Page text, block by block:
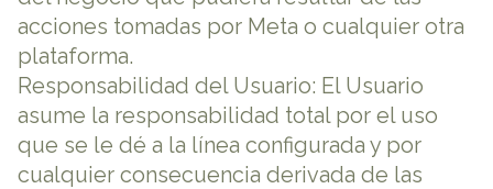
acciones tomadas por Meta o cualquier otra
plataforma.
Responsabilidad del Usuario: El Usuario
asume la responsabilidad total por el uso
que se le dé a la línea configurada y por
cualquier consecuencia derivada de las